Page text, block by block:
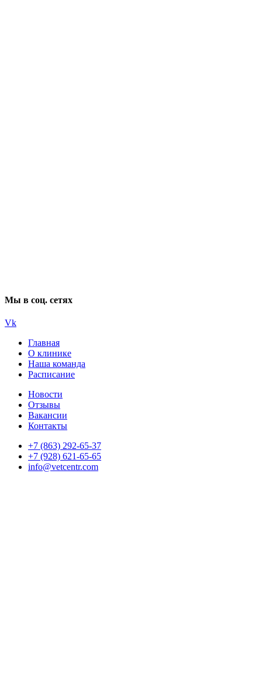
Мы в соц. сетях
Vk
Главная
О клинике
Наша команда
Расписание
Новости
Отзывы
Вакансии
Контакты
+7 (863) 292-65-37
+7 (928) 621-65-65
info@vetcentr.com